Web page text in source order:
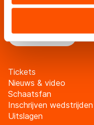
verstrekt of die zij
Sommige partners
landen buiten de EU,
adequaat
overdracht. Meer
Blijf op de hoogte
Meld je aan
Tickets
Nieuws & video
Schaatsfan
Inschrijven wedstrijden
Uitslagen